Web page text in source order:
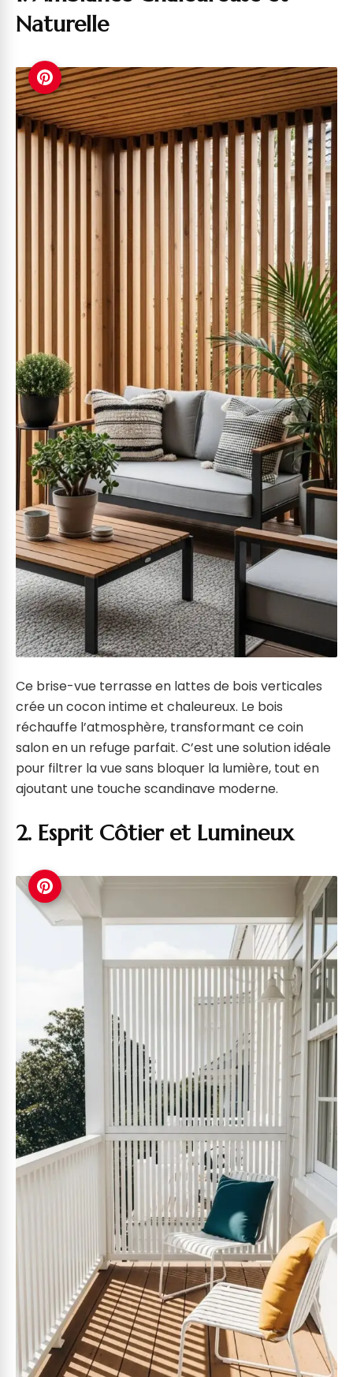
Naturelle
Ce brise-vue terrasse en lattes de bois verticales
crée un cocon intime et chaleureux. Le bois
réchauffe l’atmosphère, transformant ce coin
salon en un refuge parfait. C’est une solution idéale
pour filtrer la vue sans bloquer la lumière, tout en
ajoutant une touche scandinave moderne.
2. Esprit Côtier et Lumineux